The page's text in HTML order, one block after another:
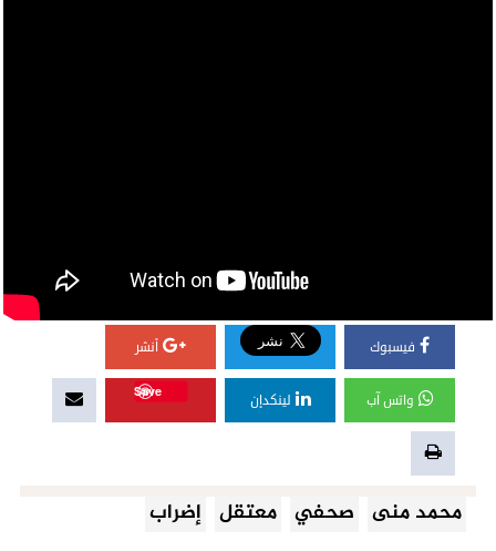
فيسبوك أنشر
واتس آب لينكدإن
Save
محمد منى صحفي معتقل إضراب